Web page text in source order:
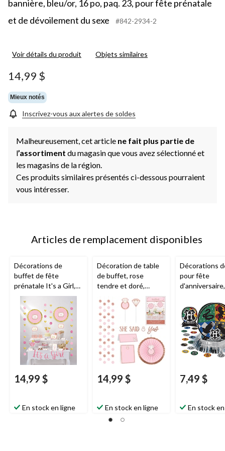
bannière, bleu/or, 16 po, paq. 23, pour fête prénatale
et de dévoilement du sexe
#842-2934-2
Voir détails du produit Objets similaires
14,99 $
Mieux notés
Inscrivez-vous aux alertes de soldes
Malheureusement, cet article ne fait plus partie de
l’assortiment du magasin que vous avez sélectionné et
les magasins de la région.
Ces produits similaires présentés ci-dessous pourraient
vous intéresser.
Articles de remplacement disponibles
Décorations de
buffet de fête
prénatale It's a Girl,
paq. 23
14,99 $
En stock en ligne
Décoration de table
de buffet, rose
tendre et doré,
14,99 $
En stock en ligne
Décorations
pour fête
7,49 $
En stock